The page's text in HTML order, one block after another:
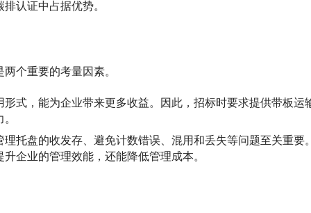
认证中占据优势。
个重要的考量因素。
式，能为企业带来更多收益。因此，招标时要求提供带板运
托盘的收发存、避免计数错误、混用和丢失等问题至关重要。
企业的管理效能，还能降低管理成本。